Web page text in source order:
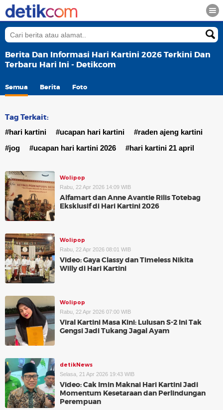
Berita Dan Informasi Hari Kartini 2026 Terkini Dan
Terbaru Hari Ini - Detikcom
Semua Berita Foto
Tag Terkait:
#hari kartini #ucapan hari kartini
#raden ajeng kartini
#jog
#ucapan hari kartini 2026 #hari kartini 21 april
Wolipop
Rabu, 22 Apr 2026 14:09 WIB
Alfamart dan Anne Avantie Rilis Totebag
Eksklusif di Hari Kartini 2026
Wolipop
Rabu, 22 Apr 2026 08:01 WIB
Video: Gaya Classy dan Timeless Nikita
Willy di Hari Kartini
Wolipop
Rabu, 22 Apr 2026 07:00 WIB
Viral Kartini Masa Kini: Lulusan S-2 Ini Tak
Gengsi Jadi Tukang Jagal Ayam
detikNews
Selasa, 21 Apr 2026 19:43 WIB
Video: Cak Imin Maknai Hari Kartini Jadi
Momentum Kesetaraan dan Perlindungan
Perempuan